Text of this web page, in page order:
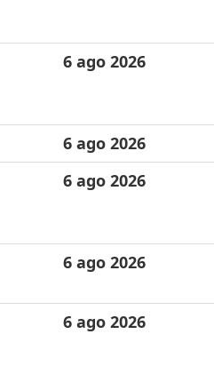
6 ago 2026
6 ago 2026
6 ago 2026
6 ago 2026
6 ago 2026